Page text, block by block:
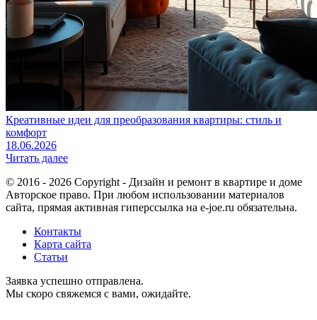
Креативные идеи для преобразования квартиры: стиль и
комфорт
18.06.2026
Читать далее
© 2016 - 2026 Copyright - Дизайн и ремонт в квартире и доме
Авторское право. При любом использовании материалов
сайта, прямая активная гиперссылка на e-joe.ru обязательна.
Контакты
Карта сайта
Статьи
Заявка успешно отправлена.
Мы скоро свяжемся с вами, ожидайте.